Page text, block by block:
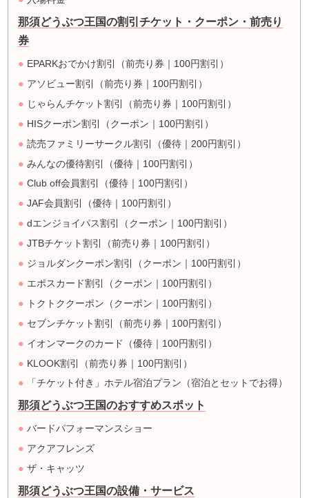
那須どうぶつ王国の割引チケット・クーポン・前売り
券
EPARKおでかけ割引（前売り券｜100円割引）
アソビュー割引（前売り券｜100円割引）
じゃらんチケット割引（前売り券｜100円割引）
HISクーポン割引（クーポン｜100円割引）
読売ファミリーサークル割引（優待｜200円割引）
みんなの優待割引（優待｜100円割引）
Club off会員割引（優待｜100円割引）
JAF会員割引（優待｜100円割引）
dエンジョイパス割引（クーポン｜100円割引）
JTBチケット割引（前売り券｜100円割引）
ジョルダンクーポン割引（クーポン｜100円割引）
エポスカード割引（クーポン｜100円割引）
トクトククーポン（クーポン｜100円割引）
セブンチケット割引（前売り券｜100円割引）
イオンマークのカード（優待｜100円割引）
KLOOK割引（前売り券｜100円割引）
「チケット付き」ホテル宿泊プラン（宿泊とセットでお得）
那須どうぶつ王国のおすすめスポット
バードパフォーマンスショー
アクアフレンズ
ザ・キャッツ
那須どうぶつ王国の設備・サービス